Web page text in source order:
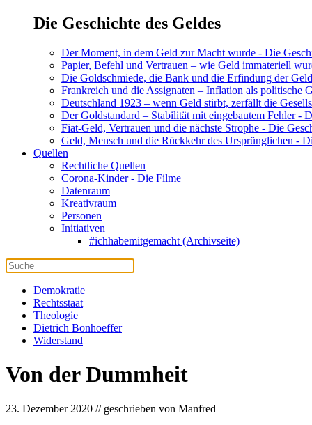
Die Geschichte des Geldes
Der Moment, in dem Geld zur Macht wurde - Die
Papier, Befehl und Vertrauen – wie Geld immateriell
Die Goldschmiede, die Bank und die Erfindung der
Frankreich und die Assignaten – Inflation als politische
Deutschland 1923 – wenn Geld stirbt, zerfällt die
Der Goldstandard – Stabilität mit eingebautem Fehler -
Fiat-Geld, Vertrauen und die nächste Strophe - Die
Geld, Mensch und die Rückkehr des Ursprünglichen -
Quellen
Rechtliche Quellen
Corona-Kinder - Die Filme
Datenraum
Kreativraum
Personen
Initiativen
#ichhabemitgemacht (Archivseite)
Demokratie
Rechtsstaat
Theologie
Dietrich Bonhoeffer
Widerstand
Von der Dummheit
23. Dezember 2020 // geschrieben von Manfred